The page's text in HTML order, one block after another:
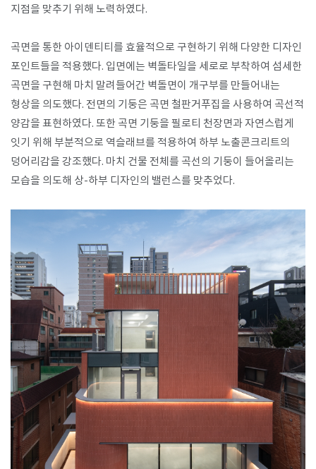
지점을 맞추기 위해 노력하였다.
곡면을 통한 아이덴티티를 효율적으로 구현하기 위해 다양한 디자인
포인트들을 적용했다. 입면에는 벽돌타일을 세로로 부착하여 섬세한
곡면을 구현해 마치 말려들어간 벽돌면이 개구부를 만들어내는
형상을 의도했다. 전면의 기둥은 곡면 철판거푸집을 사용하여 곡선적
양감을 표현하였다. 또한 곡면 기둥을 필로티 천장면과 자연스럽게
잇기 위해 부분적으로 역슬래브를 적용하여 하부 노출콘크리트의
덩어리감을 강조했다. 마치 건물 전체를 곡선의 기둥이 들어올리는
모습을 의도해 상-하부 디자인의 밸런스를 맞추었다.